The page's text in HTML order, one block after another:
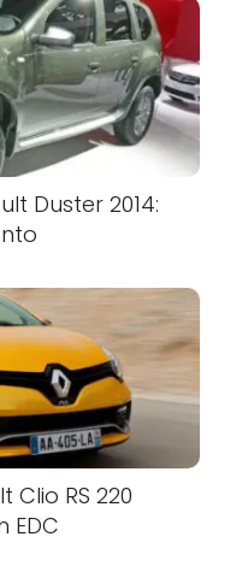
Duster 2014:
RS 220
EDC